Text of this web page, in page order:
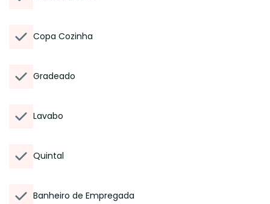
Copa Cozinha
Gradeado
Lavabo
Quintal
Banheiro de Empregada